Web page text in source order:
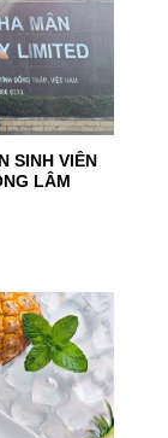
SINH VIÊN
LÂM